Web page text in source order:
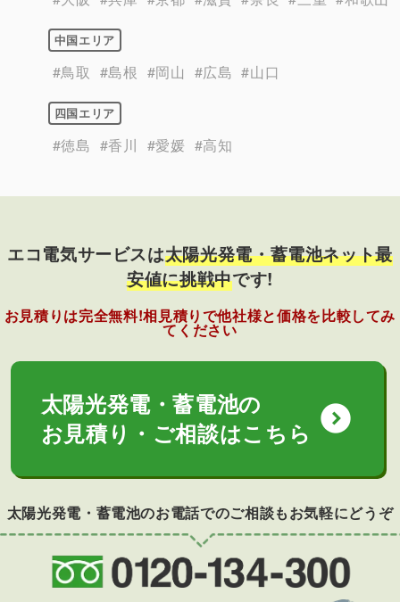
中国エリア
#鳥取 #島根 #岡山 #広島 #山口
四国エリア
#徳島 #香川 #愛媛 #高知
エコ電気サービスは太陽光発電・蓄電池ネット最
安値に挑戦中です!
お見積りは完全無料!相見積りで他社様と価格を比較してみ
てください
太陽光発電・蓄電池の
お見積り・ご相談はこちら expand_circle_down
太陽光発電・蓄電池のお電話でのご相談もお気軽にどうぞ